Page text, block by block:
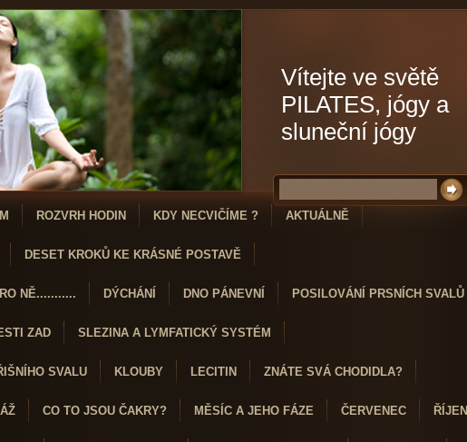
Vítejte ve světě
PILATES, jógy a
sluneční jógy
ROZVRH HODIN KDY NECVIČÍME ? AKTUÁLNĚ
DESET KROKŮ KE KRÁSNÉ POSTAVĚ
NĚ........... DÝCHÁNÍ DNO PÁNEVNÍ POSILOVÁNÍ PRSNÍCH SVALŮ
ZAD SLEZINA A LYMFATICKÝ SYSTÉM
SVALU KLOUBY LECITIN ZNÁTE SVÁ CHODIDLA?
CO TO JSOU ČAKRY? MĚSÍC A JEHO FÁZE ČERVENEC ŘÍJEN